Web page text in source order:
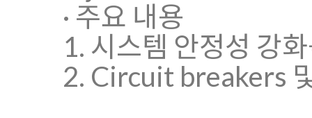
· 주요 내용
1. 시스템 안정성 강
2. Circuit breakers